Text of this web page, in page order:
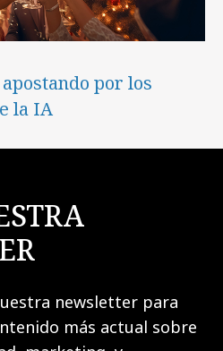
por los
la IA
newsletter para
más actual sobre